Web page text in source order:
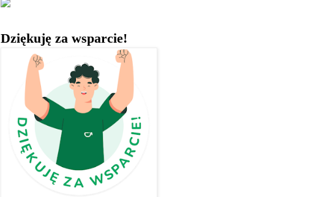
Dziękuję za wsparcie!